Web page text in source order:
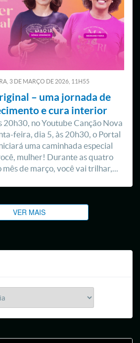
3DEMARÇO DE2026, 11H55
– uma jornada de
e cura interior
20h30, no Youtube Canção Nova
feira, dia 5, às 20h30, o Portal
uma caminhada especial
mulher! Durante as quatro
de março, você vai trilhar,...
VER MAIS